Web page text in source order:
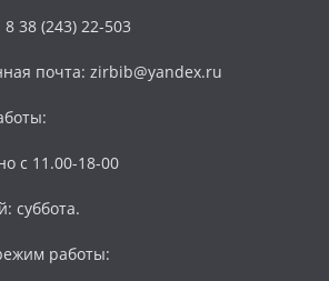
38 (243) 22-503
почта: zirbib@yandex.ru
с 11.00-18-00
суббота.
работы: